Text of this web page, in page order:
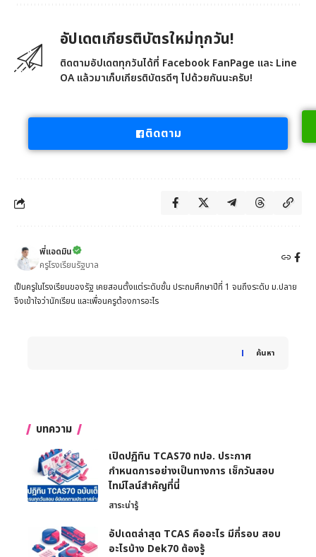
อัปเดตเกียรติบัตรใหม่ทุกวัน!
ติดตามอัปเดตทุกวันได้ที่ Facebook FanPage และ Line
OA แล้วมาเก็บเกียรติบัตรดีๆ ไปด้วยกันนะครับ!
ติดตาม
พี่แอดมิน
ครูโรงเรียนรัฐบาล
เป็นครูในโรงเรียนของรัฐ เคยสอนตั้งแต่ระดับชั้น ประถมศึกษาปีที่ 1 จนถึงระดับ ม.ปลาย
จึงเข้าใจว่านักเรียน และเพื่อนครูต้องการอะไร
ค้นหา
When autocomplete results are available use up and
บทความ
เปิดปฏิทิน TCAS70 ทปอ. ประกาศ
กำหนดการอย่างเป็นทางการ เช็กวันสอบ
ไทม์ไลน์สำคัญที่นี่
สาระน่ารู้
อัปเดตล่าสุด TCAS คืออะไร มีกี่รอบ สอบ
อะไรบ้าง Dek70 ต้องรู้